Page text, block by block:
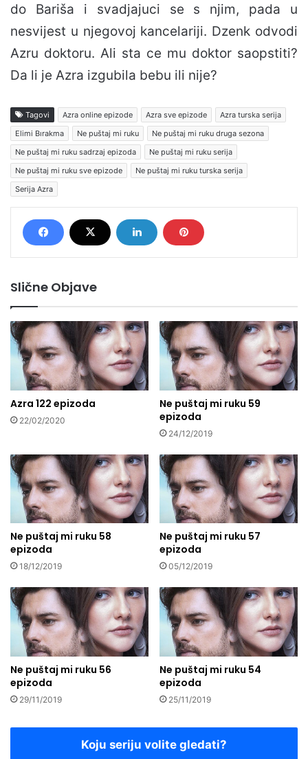
do Bariša i svadjajuci se s njim, pada u
nesvijest u njegovoj kancelariji. Dzenk odvodi
Azru doktoru. Ali sta ce mu doktor saopstiti?
Da li je Azra izgubila bebu ili nije?
Tagovi Azra online epizode Azra sve epizode
Azra turska serija
Elimi Bırakma
Ne puštaj mi ruku
Ne puštaj mi ruku druga sezona
Ne puštaj mi ruku sadrzaj epizoda
Ne puštaj mi ruku serija
Ne puštaj mi ruku sve epizode
Ne puštaj mi ruku turska serija
Serija Azra
Slične Objave
Azra 122 epizoda
22/02/2020
Ne puštaj mi ruku 59
epizoda
24/12/2019
Ne puštaj mi ruku 58
epizoda
18/12/2019
Ne puštaj mi ruku 57
epizoda
05/12/2019
Ne puštaj mi ruku 56
epizoda
29/11/2019
Ne puštaj mi ruku 54
epizoda
25/11/2019
Koju seriju volite gledati?